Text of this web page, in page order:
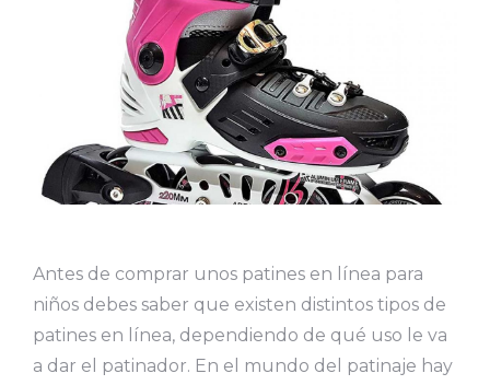
Antes de comprar unos patines en línea para
niños debes saber que existen distintos tipos de
patines en línea, dependiendo de qué uso le va
a dar el patinador. En el mundo del patinaje hay